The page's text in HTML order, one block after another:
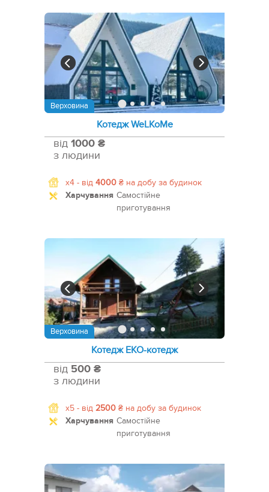
Верховина
Котедж WeLKoMe
від 1000 ₴
з людини
x4 - від 4000 ₴ на добу за будинок
Харчування Самостійне
приготування
Верховина
Котедж ЕКО-котедж
від 500 ₴
з людини
x5 - від 2500 ₴ на добу за будинок
Харчування Самостійне
приготування